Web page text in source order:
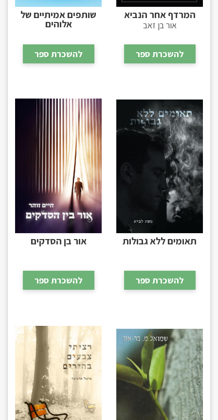
המרדף אחר הנביא
אור בן זאב
להשכרת ספר
שותפים אמיתיים של
אלוהים
להשכרת ספר
תאומים ללא גבולות
להשכרת ספר
אור בן הסדקים
להשכרת ספר